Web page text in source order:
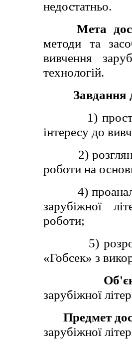
недостатньо.
Мета
методи та
вивчення
технологій.
Завдання
1)
інтересу до
2)
роботи на
4)
зарубіжної
роботи;
5)
«Гобсек» з
зарубіжної
Предмет
зарубіжної